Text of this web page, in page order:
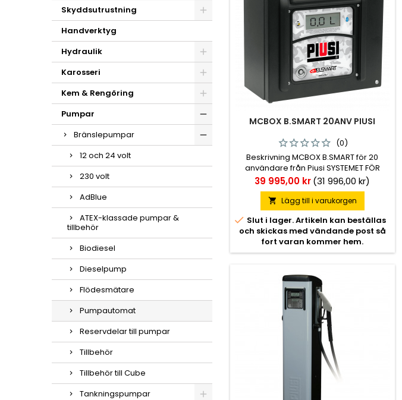
Skyddsutrustning
Handverktyg
Hydraulik
Karosseri
Kem & Rengöring
Pumpar
Bränslepumpar
12 och 24 volt
230 volt
AdBlue
ATEX-klassade pumpar &
tillbehör
Biodiesel
Dieselpump
Flödesmätare
Pumpautomat
Reservdelar till pumpar
Tillbehör
Tillbehör till Cube
Tankningspumpar
MCBOX B.SMART 20ANV PIUSI
(0)
Beskrivning MCBOX B.SMART för 20
användare från Piusi SYSTEMET FÖR
BRÄNSLEHANTERING OCH ÖVERVAKNING
MCBOX B.SMART är den nya
avancerade mode
Pris
39 995,00 kr(31 996,00 kr)
 Lägg till i varukorgen
 Slut i lager. Artikeln kan beställas
och skickas med vändande post så
fort varan kommer hem.